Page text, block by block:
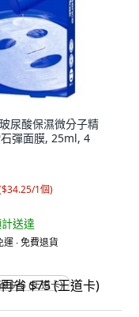
尿酸保濕微分子精
彈面膜, 25ml, 4
$34.25/1個)
送達
運 ∙ 免費退貨
$75 (王道卡)